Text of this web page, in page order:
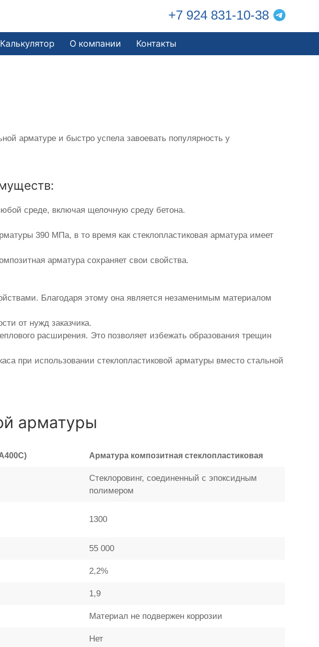
+7 924 831-10-38
Калькулятор О компании Контакты
арматуре и быстро успела завоевать популярность у
среде, включая щелочную среду бетона.
390 МПа, в то время как стеклопластиковая арматура имеет
арматура сохраняет свои свойства.
Благодаря этому она является незаменимым материалом
от нужд заказчика.
расширения. Это позволяет избежать образования трещин
при использовании стеклопластиковой арматуры вместо стальной
арматуры
Арматура композитная стеклопластиковая
Стеклоровинг, соединенный с эпоксидным
полимером
1300
55 000
2,2%
1,9
Материал не подвержен коррозии
Нет